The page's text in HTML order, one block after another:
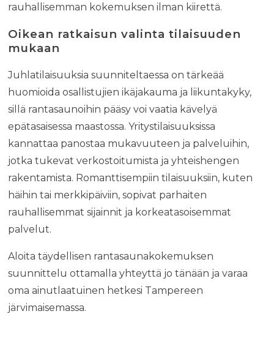
rauhallisemman kokemuksen ilman kiirettä.
Oikean ratkaisun valinta tilaisuuden
mukaan
Juhlatilaisuuksia suunniteltaessa on tärkeää
huomioida osallistujien ikäjakauma ja liikuntakyky,
sillä rantasaunoihin pääsy voi vaatia kävelyä
epätasaisessa maastossa. Yritystilaisuuksissa
kannattaa panostaa mukavuuteen ja palveluihin,
jotka tukevat verkostoitumista ja yhteishengen
rakentamista. Romanttisempiin tilaisuuksiin, kuten
häihin tai merkkipäiviin, sopivat parhaiten
rauhallisemmat sijainnit ja korkeatasoisemmat
palvelut.
Aloita täydellisen rantasaunakokemuksen
suunnittelu ottamalla yhteyttä jo tänään ja varaa
oma ainutlaatuinen hetkesi Tampereen
järvimaisemassa.